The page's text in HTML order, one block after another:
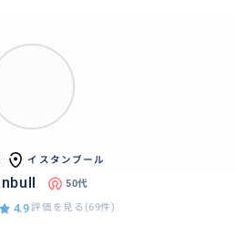
イスタンブール
50代
4.9評価を見る(69件)